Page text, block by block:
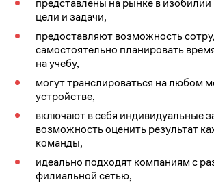
представлены на рынке в
цели и задачи,
предоставляют возможность
самостоятельно планировать
на учебу,
могут транслироваться на любом
устройстве,
включают в себя индивидуальные
возможность оценить результат
команды,
идеально подходят компаниям с
филиальной сетью,